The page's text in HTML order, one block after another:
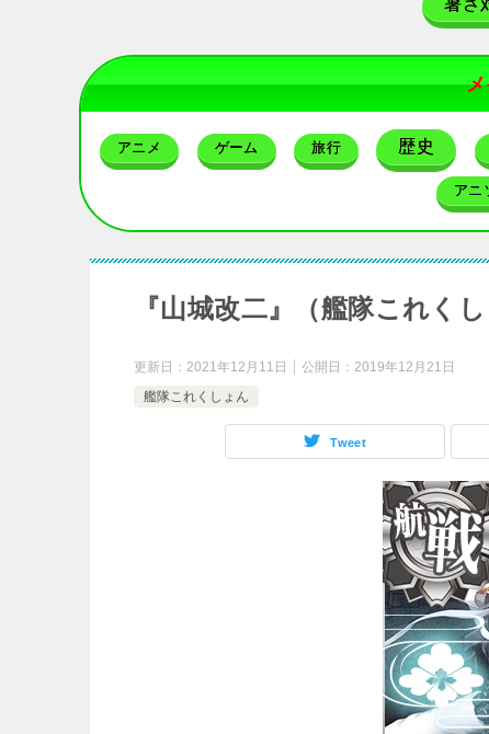
アニメ ゲーム 旅行 歴史
アニ
『山城改二』（艦隊これく
更新日： 2021年12月11日 公開日： 2019年12月21日
艦隊これくしょん
Tweet